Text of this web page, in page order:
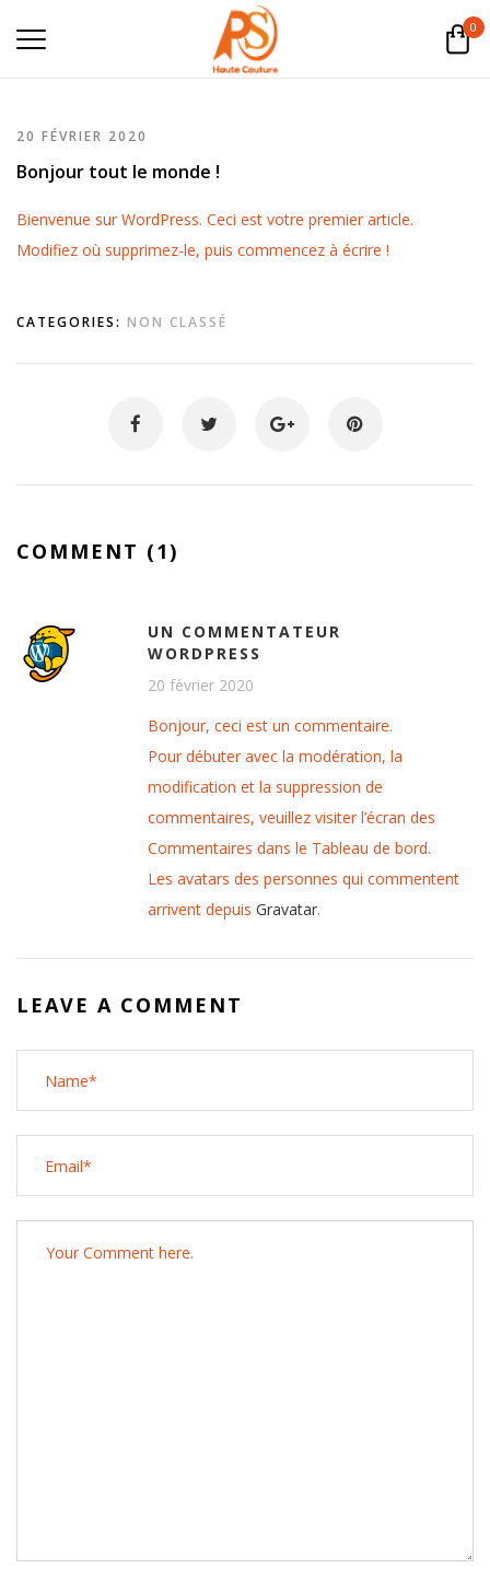
0
20 FÉVRIER 2020
Bonjour tout le monde !
Bienvenue sur WordPress. Ceci est votre premier article.
Modifiez où supprimez-le, puis commencez à écrire !
CATEGORIES: NON CLASSÉ
COMMENT (1)
UN COMMENTATEUR
WORDPRESS
20 février 2020
Bonjour, ceci est un commentaire.
Pour débuter avec la modération, la
modification et la suppression de
commentaires, veuillez visiter l’écran des
Commentaires dans le Tableau de bord.
Les avatars des personnes qui commentent
arrivent depuis Gravatar.
LEAVE A COMMENT